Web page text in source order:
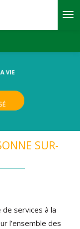
SUR-
de services à la
l’ensemble des